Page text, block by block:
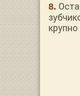
крупно